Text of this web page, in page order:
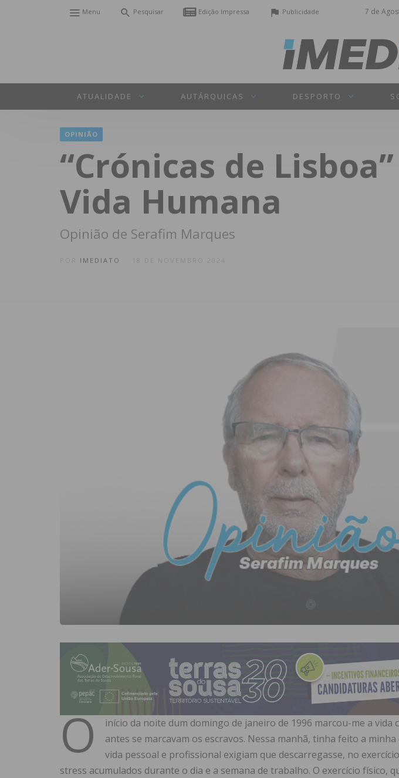
7 de
Menu Pesquisar Edição Impressa Publicidade
ATUALIDADE AUTÁRQUICAS DESPORTO
OPINIÃO
“Crónicas de
Vida Humana
Opinião de Serafim Marques
IMEDIATO 18 DE NOVEMBRO 2024
O
início da noite dum domingo de janeiro de 1996 marcou-me a vida
antes se marcavam os escravos. Nessa manhã, tinha feito a
vida pessoal e profissional exigiam que descarregasse, no
stress acumulados durante o dia e a semana de trabalho. O exercício físico,